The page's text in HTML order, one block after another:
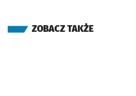
ZOBACZ TAKŻE